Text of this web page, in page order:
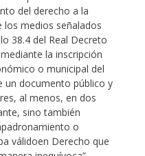
del derecho a la
los medios señalados
38.4 del Real Decreto
la inscripción
o municipal del
un documento público y
al menos, en dos
sino también
o
válidoen Derecho que